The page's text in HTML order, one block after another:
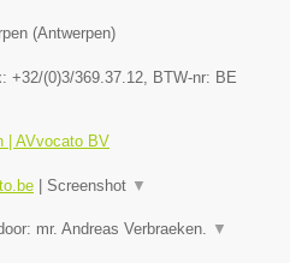
(Antwerpen)
+32/(0)3/369.37.12, BTW-nr: BE
| AVvocato BV
Screenshot ▼
mr. Andreas Verbraeken. ▼